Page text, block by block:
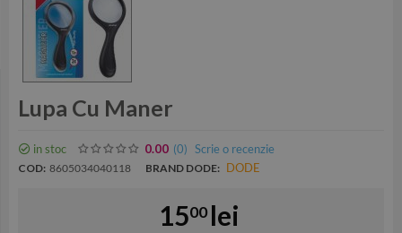
Lupa Cu Maner
in stoc 0.00 (0) Scrie o recenzie
COD: 8605034040118 BRAND DODE: DODE
1500 lei